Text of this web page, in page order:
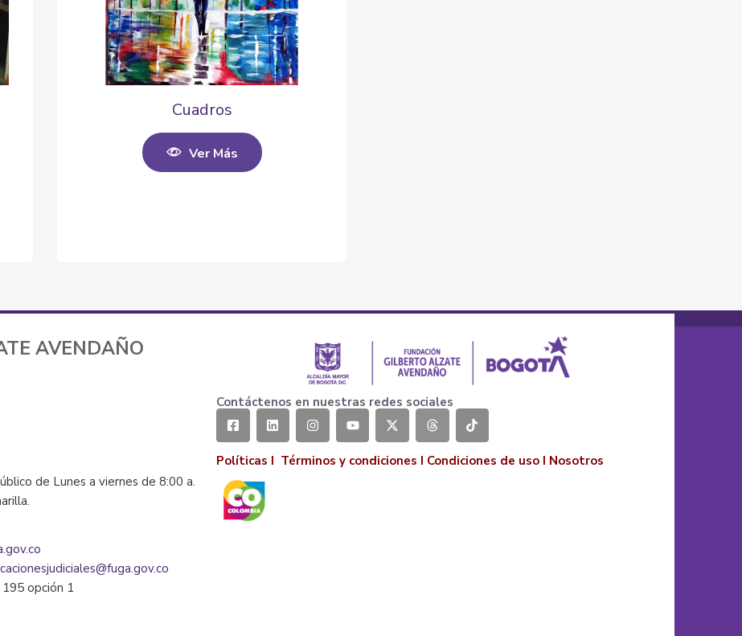
Cuadros
Ver Más
AVENDAÑO
de Lunes a viernes de 8:00 a.
opción 1
Contáctenos en nuestras redes sociales
Políticas I Términos y condiciones I Condiciones de uso I Nosotros